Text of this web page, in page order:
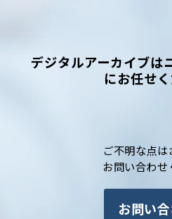
デジタルアーカイブは
にお任せ
ご不明な点は
お問い合わせ
お問い